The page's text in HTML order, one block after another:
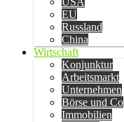
EU
Russland
China
Wirtschaft
Konjunktur
Arbeitsmarkt
Unternehmen
Börse und Co
Immobilien